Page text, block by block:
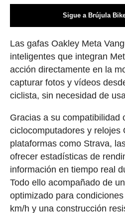
Sigue a Brújula
Las gafas Oakley Meta
inteligentes que integran
acción directamente en la
capturar fotos y vídeos
ciclista, sin necesidad de
Gracias a su compatibilidad
ciclocomputadores y relojes
plataformas como Strava,
ofrecer estadísticas de
información en tiempo real
Todo ello acompañado de
optimizado para
km/h y una construcción